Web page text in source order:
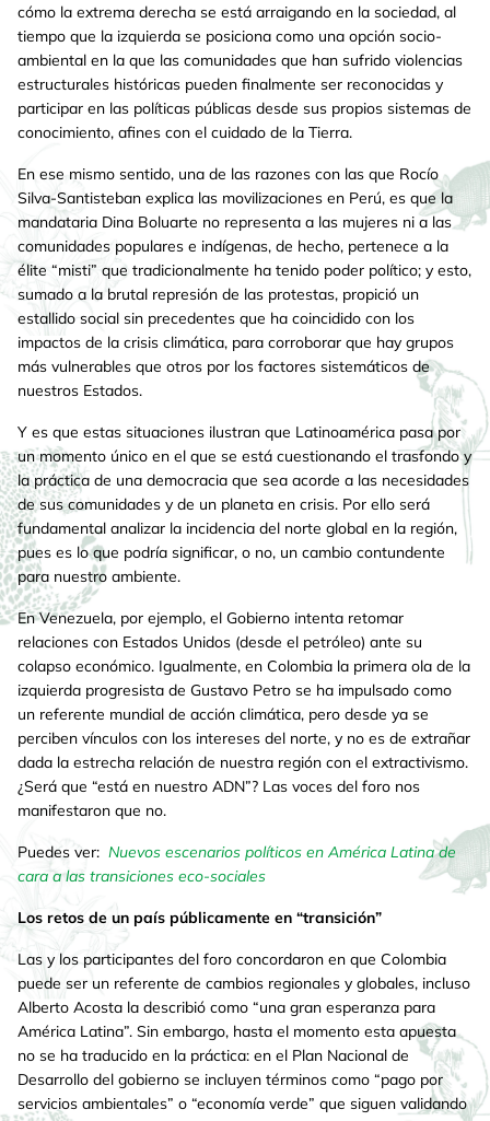
cómo la extrema derecha se está arraigando en la sociedad, al
tiempo que la izquierda se posiciona como una opción socio-
ambiental en la que las comunidades que han sufrido violencias
estructurales históricas pueden finalmente ser reconocidas y
participar en las políticas públicas desde sus propios sistemas de
conocimiento, afines con el cuidado de la Tierra.
En ese mismo sentido, una de las razones con las que Rocío
Silva-Santisteban explica las movilizaciones en Perú, es que la
mandataria Dina Boluarte no representa a las mujeres ni a las
comunidades populares e indígenas, de hecho, pertenece a la
élite “misti” que tradicionalmente ha tenido poder político; y esto,
sumado a la brutal represión de las protestas, propició un
estallido social sin precedentes que ha coincidido con los
impactos de la crisis climática, para corroborar que hay grupos
más vulnerables que otros por los factores sistemáticos de
nuestros Estados.
Y es que estas situaciones ilustran que Latinoamérica pasa por
un momento único en el que se está cuestionando el trasfondo y
la práctica de una democracia que sea acorde a las necesidades
de sus comunidades y de un planeta en crisis. Por ello será
fundamental analizar la incidencia del norte global en la región,
pues es lo que podría significar, o no, un cambio contundente
para nuestro ambiente.
En Venezuela, por ejemplo, el Gobierno intenta retomar
relaciones con Estados Unidos (desde el petróleo) ante su
colapso económico. Igualmente, en Colombia la primera ola de la
izquierda progresista de Gustavo Petro se ha impulsado como
un referente mundial de acción climática, pero desde ya se
perciben vínculos con los intereses del norte, y no es de extrañar
dada la estrecha relación de nuestra región con el extractivismo.
¿Será que “está en nuestro ADN”? Las voces del foro nos
manifestaron que no.
Puedes ver: Nuevos escenarios políticos en América Latina de
cara a las transiciones eco-sociales
Los retos de un país públicamente en “transición”
Las y los participantes del foro concordaron en que Colombia
puede ser un referente de cambios regionales y globales, incluso
Alberto Acosta la describió como “una gran esperanza para
América Latina”. Sin embargo, hasta el momento esta apuesta
no se ha traducido en la práctica: en el Plan Nacional de
Desarrollo del gobierno se incluyen términos como “pago por
servicios ambientales” o “economía verde” que siguen validando